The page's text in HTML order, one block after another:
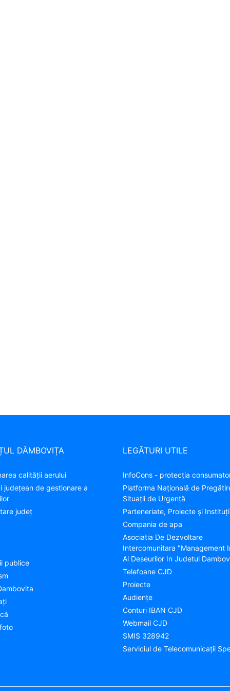
DÂMBOVIȚA
calității aerului
județean de gestionare a
judeţ
publice
LEGĂTURI UTILE
InfoCons - protecția
Platforma Națională de
Situații de Urgență
Parteneriate, Proiecte și
Compania de apa
Asociatia De Dezvoltare
Intercomunitara "Management
Al Deseurilor In Judetul
Telefoane CJD
Proiecte
Audienţe
Conturi IBAN CJD
Webmail CJD
SMIS 328942
Serviciul de Telecomunicații